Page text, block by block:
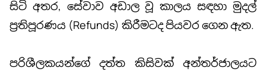
සිටි අතර, සේවාව අඩාල වූ කාලය සඳහා මුදල්
ප්‍රතිපූරණය (Refunds) කිරීමටද පියවර ගෙන ඇත.
පරිශීලකයන්ගේ දත්ත කිසිවක් අන්තර්ජාලයට